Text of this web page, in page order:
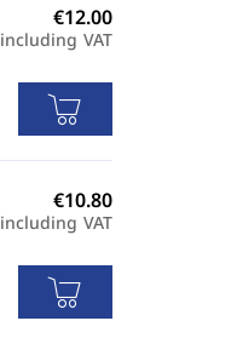
including VAT
including VAT